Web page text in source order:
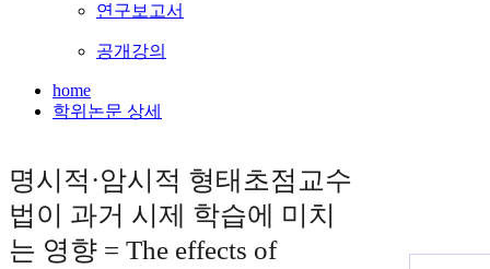
연구보고서
공개강의
home
학위논문 상세
명시적·암시적 형태초점교수
법이 과거 시제 학습에 미치
는 영향 = The effects of